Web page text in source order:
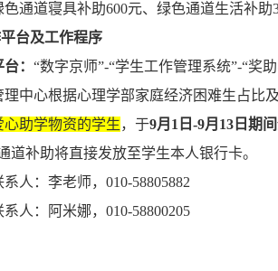
色通道寝具补助600元、绿色通道生活补
台及工作程序
： “数字京师”-“学生工作管理系统”-“奖
理中心根据心理学部家庭经济困难生占比
心助学物资的学生，于9月1日-9月13日期
道补助将直接发放至学生本人银行卡。
系人：李老师，010-58805882
系人：阿米娜，010-58800205